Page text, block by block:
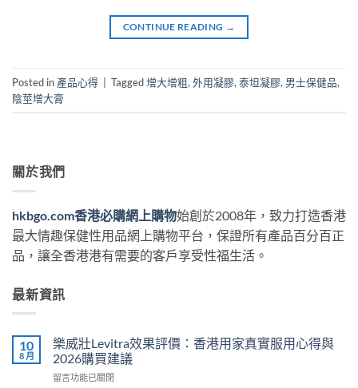
CONTINUE READING →
Posted in 產品心得 | Tagged增大增粗, 外用凝膠, 泰坦凝膠, 男士保健品,
陰莖增大膏
關於我們
hkbgo.com香港必購網上購物始創於2008年，致力打造香港
最大情趣保健性用品網上購物平台，保證所有產品百分百正
品，讓全香港港有需要的客戶享受性福生活。
最新資訊
10
8 月
樂威壯Levitra效果評價：香港用家真實服用心得與
2026購買建議
在
留言功能已關閉